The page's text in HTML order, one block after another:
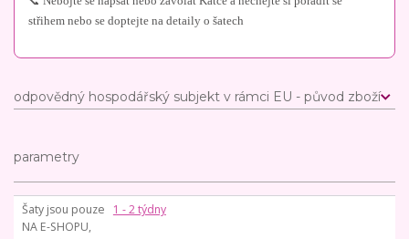
střihem nebo se doptejte na detaily o šatech
odpovědný hospodářský subjekt v rámci EU - původ zboží
parametry
Šaty jsou pouze
NA E-SHOPU,
1 - 2 týdny